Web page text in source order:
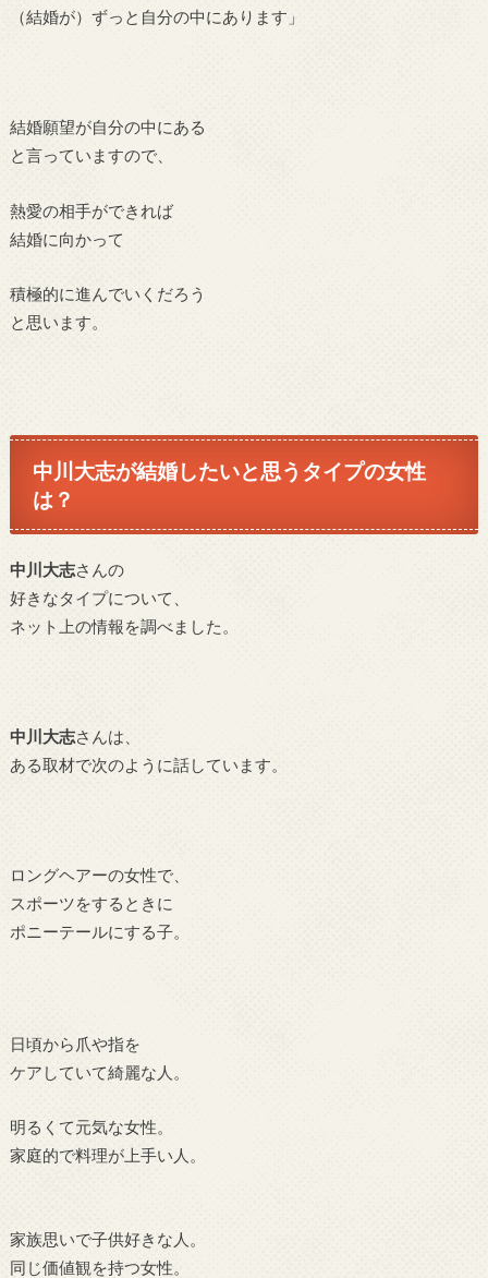
（結婚が）ずっと自分の中にあります」
結婚願望が自分の中にある
と言っていますので、
熱愛の相手ができれば
結婚に向かって
積極的に進んでいくだろう
と思います。
中川大志が結婚したいと思うタイプの女性
は？
中川大志さんの
好きなタイプについて、
ネット上の情報を調べました。
中川大志さんは、
ある取材で次のように話しています。
ロングヘアーの女性で、
スポーツをするときに
ポニーテールにする子。
日頃から爪や指を
ケアしていて綺麗な人。
明るくて元気な女性。
家庭的で料理が上手い人。
家族思いで子供好きな人。
同じ価値観を持つ女性。